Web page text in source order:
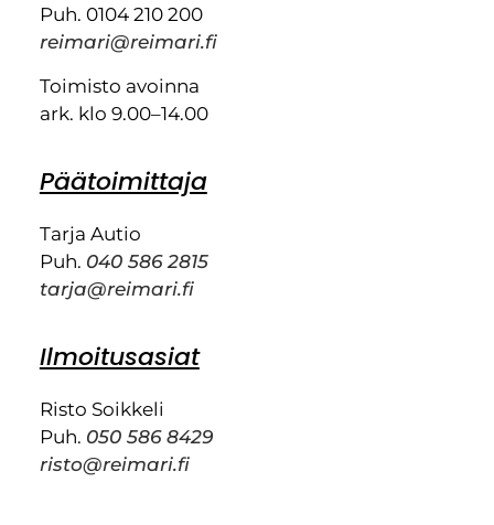
Puh. 0104 210 200
reimari@reimari.fi
Toimisto avoinna
ark. klo 9.00–14.00
Päätoimittaja
Tarja Autio
Puh. 040 586 2815
tarja@reimari.fi
Ilmoitusasiat
Risto Soikkeli
Puh. 050 586 8429
risto@reimari.fi